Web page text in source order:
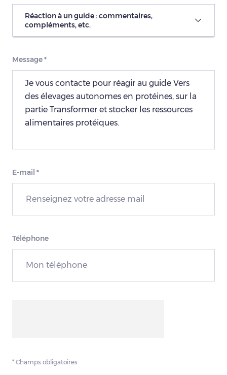
Réaction à un guide : commentaires,
compléments, etc.
Message*
E-mail *
Téléphone
* Champs obligatoires